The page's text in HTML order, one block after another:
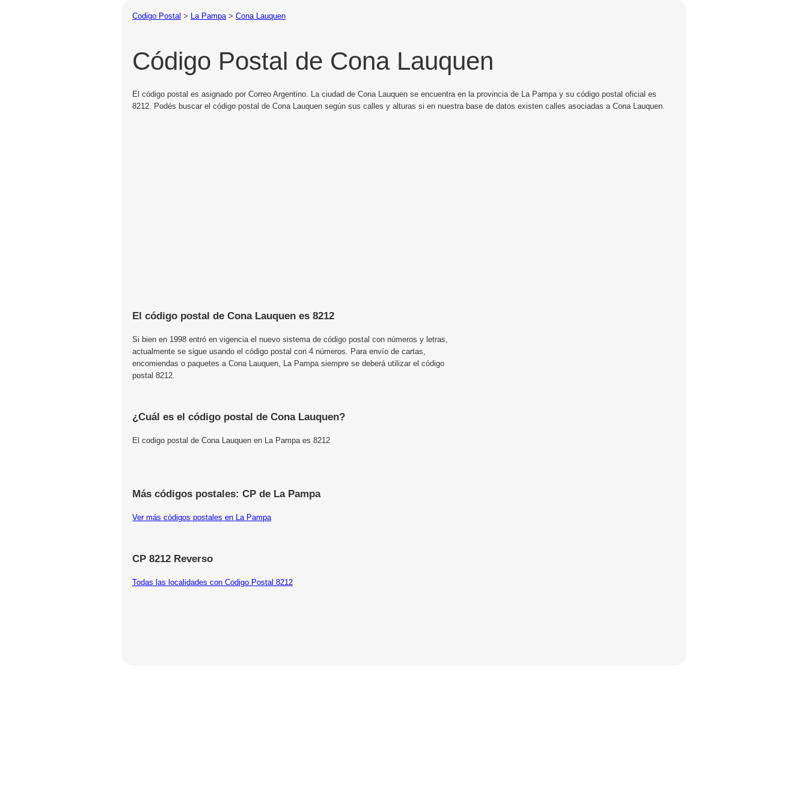
Codigo Postal > La Pampa> Cona Lauquen
Código Postal de Cona Lauquen
El código postal es asignado por Correo Argentino. La ciudad de Cona Lauquen se encuentra en la provincia de La Pampa y su código postal oficial es
8212. Podés buscar el código postal de Cona Lauquen según sus calles y alturas si en nuestra base de datos existen calles asociadas a Cona Lauquen.
El código postal de Cona Lauquen es 8212
Si bien en 1998 entró en vigencia el nuevo sistema de código postal con números y letras,
actualmente se sigue usando el código postal con 4 números. Para envío de cartas,
encomiendas o paquetes a Cona Lauquen, La Pampa siempre se deberá utilizar el código
postal 8212.
¿Cuál es el código postal de Cona Lauquen?
El codigo postal de Cona Lauquen en La Pampa es 8212
Más códigos postales: CP de La Pampa
Ver más códigos postales en La Pampa
CP 8212 Reverso
Todas las localidades con Codigo Postal 8212